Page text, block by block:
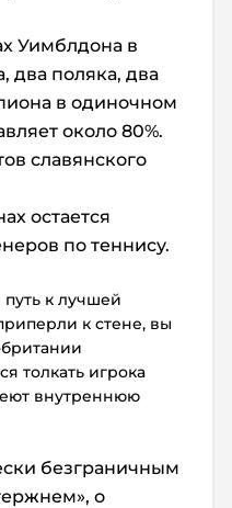
Уимблдона в
два поляка, два
в одиночном
около 80%.
славянского
остается
по теннису.
к лучшей
к стене, вы
толкать игрока
внутреннюю
безграничным
о